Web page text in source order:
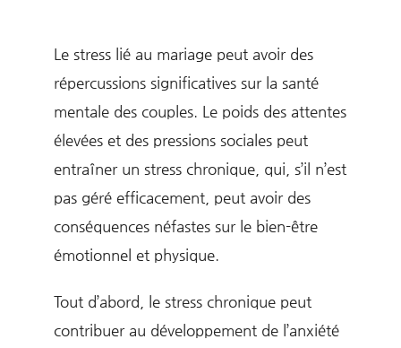
Le stress lié au mariage peut avoir des
répercussions significatives sur la santé
mentale des couples. Le poids des attentes
élevées et des pressions sociales peut
entraîner un stress chronique, qui, s’il n’est
pas géré efficacement, peut avoir des
conséquences néfastes sur le bien-être
émotionnel et physique.
Tout d’abord, le stress chronique peut
contribuer au développement de l’anxiété